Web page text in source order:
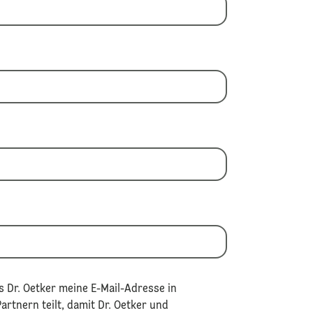
Oetker meine E-Mail-Adresse in
teilt, damit Dr. Oetker und